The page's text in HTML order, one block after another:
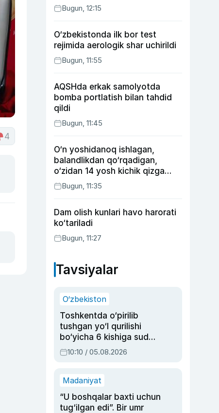
4
Bugun, 12:15
O‘zbekistonda ilk bor test
rejimida aerologik shar uchirildi
Bugun, 11:55
AQSHda erkak samolyotda
bomba portlatish bilan tahdid
qildi
Bugun, 11:45
O‘n yoshidanoq ishlagan,
balandlikdan qo‘rqadigan,
o‘zidan 14 yosh kichik qizga
uylangan Yorqinxo‘ja Umarov
34 yoshda
Bugun, 11:35
Dam olish kunlari havo harorati
ko‘tariladi
Bugun, 11:27
Tavsiyalar
O‘zbekiston
Toshkentda o‘pirilib
tushgan yo‘l qurilishi
bo‘yicha 6 kishiga sud
hukmi o‘qildi
10:10 / 05.08.2026
Madaniyat
“U boshqalar baxti uchun
tug‘ilgan edi”. Bir umr